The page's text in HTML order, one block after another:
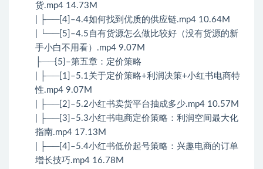
货.mp4 14.73M
| ├──[4]–4.4如何找到优质的供应链.mp4 10.64M
| └──[5]–4.5自有货源怎么做比较好（没有货源的新
手小白不用看）.mp4 9.07M
├──{5}–第五章：定价策略
| ├──[1]–5.1关于定价策略+利润决策+小红书电商特
性.mp4 9.07M
| ├──[2]–5.2小红书卖货平台抽成多少.mp4 10.57M
| ├──[3]–5.3小红书电商定价策略：利润空间最大化
指南.mp4 17.13M
| ├──[4]–5.4小红书低价起号策略：兴趣电商的订单
增长技巧.mp4 16.78M